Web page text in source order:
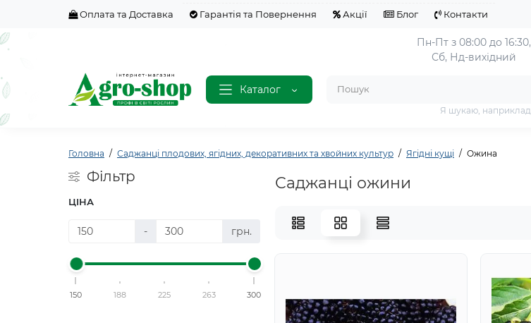
Оплата та Доставка Гарантія та Повернення Акції Блог Контакти
Каталог
Пн-Пт з 08:00 до 16:30,
Сб, Нд-вихідний
Я шукаю, наприклад,
Головна Саджанці плодових, ягідних, декоративних та хвойних культур Ягідні кущі Ожина
Фільтр
ЦІНА
- грн.
150 188 225 263 300
Саджанці ожини